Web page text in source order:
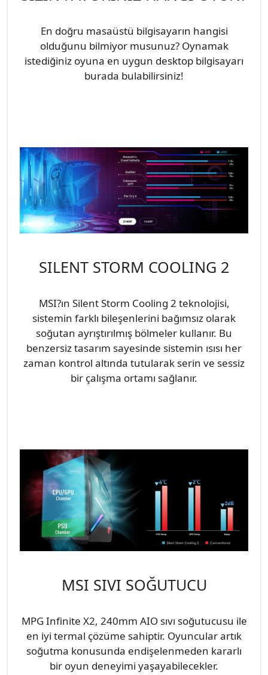
En doğru masaüstü bilgisayarın hangisi
olduğunu bilmiyor musunuz? Oynamak
istediğiniz oyuna en uygun desktop bilgisayarı
burada bulabilirsiniz!
SILENT STORM COOLING 2
MSI?ın Silent Storm Cooling 2 teknolojisi,
sistemin farklı bileşenlerini bağımsız olarak
soğutan ayrıştırılmış bölmeler kullanır. Bu
benzersiz tasarım sayesinde sistemin ısısı her
zaman kontrol altında tutularak serin ve sessiz
bir çalışma ortamı sağlanır.
MSI SIVI SOĞUTUCU
MPG Infinite X2, 240mm AIO sıvı soğutucusu ile
en iyi termal çözüme sahiptir. Oyuncular artık
soğutma konusunda endişelenmeden kararlı
bir oyun deneyimi yaşayabilecekler.